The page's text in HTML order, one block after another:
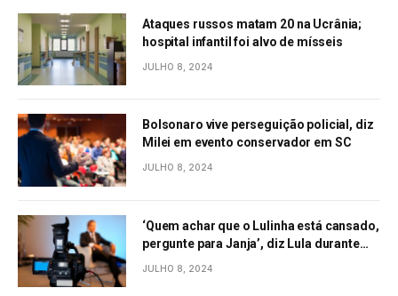
Ataques russos matam 20 na Ucrânia;
hospital infantil foi alvo de mísseis
JULHO 8, 2024
Bolsonaro vive perseguição policial, diz
Milei em evento conservador em SC
JULHO 8, 2024
‘Quem achar que o Lulinha está cansado,
pergunte para Janja’, diz Lula durante
JULHO 8, 2024